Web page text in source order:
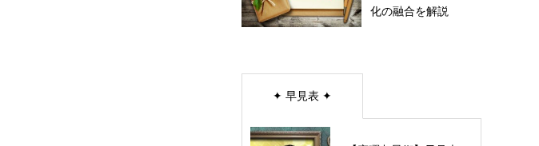
化の融合を解説
✦ 早見表 ✦